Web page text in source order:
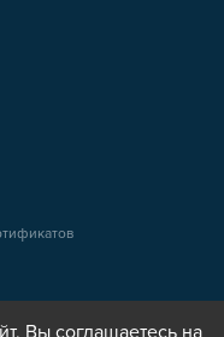
Вы соглашаетесь на